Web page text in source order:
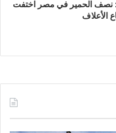
نصف الحمير في مصر اختفت
الأعلاف